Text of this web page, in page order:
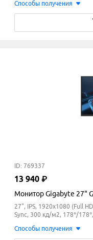
Способы получения
ID: 769337
13 940 ₽
Монитор Gigabyte 27"
27", IPS, 1920x1080 (Full
Sync, 300 кд/м2, 178°/
Способы получения